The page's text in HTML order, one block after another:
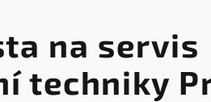
na servis
techniky